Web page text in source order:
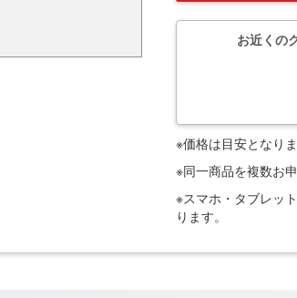
お近くの
※価格は目安となり
※同一商品を複数お
※スマホ・タブレッ
ります。